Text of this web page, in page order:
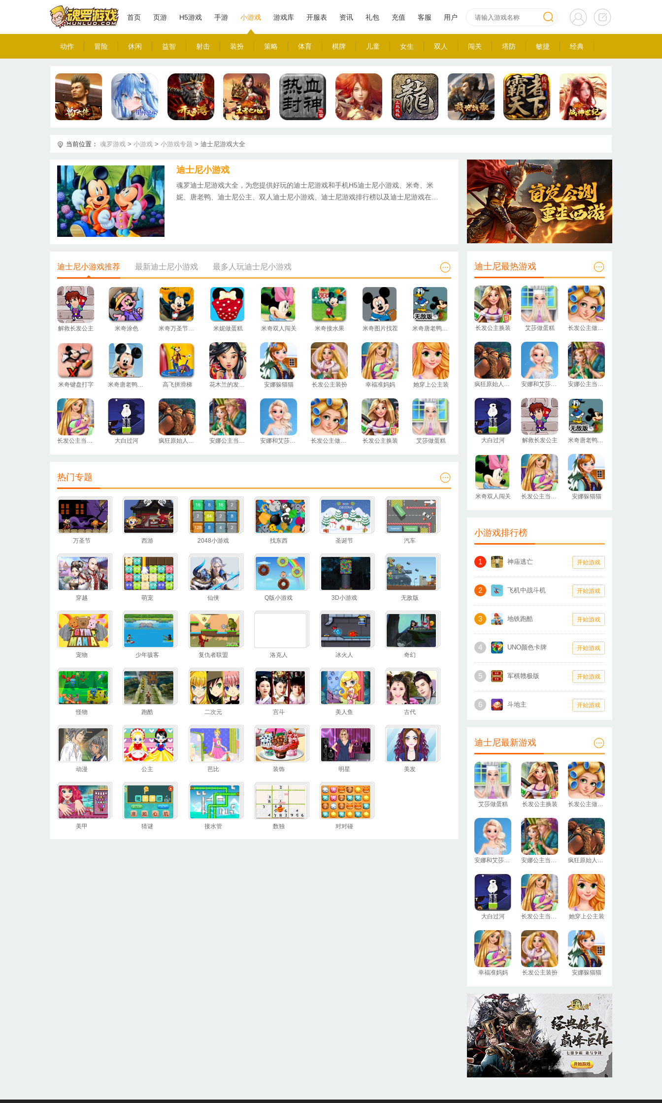
首页 页游 H5游戏 手游 小游戏
动作 冒险 休闲 益智 射击 装扮 策略 体育 棋牌 儿童 女生 双人 闯关 塔防 敏捷 经典
游戏库 开服表 资讯 礼包 充值 客服 用户
当前位置： 魂罗游戏 > 小游戏 > 小游戏专题 > 迪士尼游戏大全
迪士尼小游戏
魂罗迪士尼游戏大全，为您提供好玩的迪士尼游戏和手机H5迪士尼小游戏、米奇、米
妮、唐老鸭、迪士尼公主、双人迪士尼小游戏、迪士尼游戏排行榜以及迪士尼游戏在线
迪士尼小游戏推荐 最新迪士尼小游戏 最多人玩迪士尼小游戏
解救长发公主 米奇涂色 米奇万圣节拼图 米妮做蛋糕 米奇双人闯关 米奇接水果 米奇图片找茬 米奇唐老鸭双人闯关无敌版
米奇键盘打字 米奇唐老鸭高飞拼图 高飞拼滑梯 花木兰的发型秀 安娜躲猫猫 长发公主装扮 幸福准妈妈 她穿上公主装
长发公主当妈妈 大白过河 疯狂原始人拼图 安娜公主当妈妈 安娜和艾莎换装 长发公主做护理 长发公主换装 艾莎做蛋糕
热门专题
万圣节 西游 2048小游戏 找东西 圣诞节 汽车
穿越 萌宠 仙侠 Q版小游戏 3D小游戏 无敌版
宠物 少年骇客 复仇者联盟 洛克人 冰火人 奇幻
怪物 跑酷 二次元 宫斗 美人鱼 古代
动漫 公主 芭比 装饰 明星 美发
美甲 猜谜 接水管 数独 对对碰
迪士尼最热游戏
长发公主换装 艾莎做蛋糕 长发公主做护理
疯狂原始人拼图 安娜和艾莎换装 安娜公主当妈妈
大白过河 解救长发公主 米奇唐老鸭双人闯关无敌版
米奇双人闯关 长发公主当妈妈 安娜躲猫猫
小游戏排行榜
1 神庙逃亡 开始游戏
2 飞机中战斗机 开始游戏
3 地铁跑酷 开始游戏
4 UNO颜色卡牌 开始游戏
5 军棋赣极版 开始游戏
6 斗地主 开始游戏
迪士尼最新游戏
艾莎做蛋糕 长发公主换装 长发公主做护理
安娜和艾莎换装 安娜公主当妈妈 疯狂原始人拼图
大白过河 长发公主当妈妈 她穿上公主装
幸福准妈妈 长发公主装扮 安娜躲猫猫